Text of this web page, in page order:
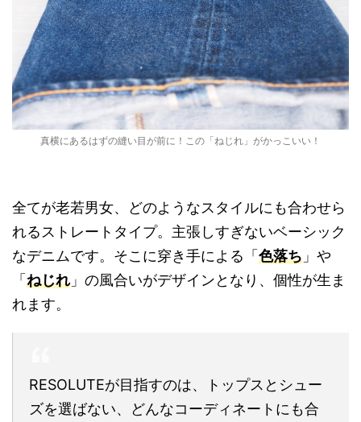
真横にあるはずの縫い目が前に！この「ねじれ」がかっこいい！
全てが老若男女、どのようなスタイルにも合わせら
れるストレートタイプ。主張しすぎないベーシック
なデニムです。そこに穿き手による「色落ち 」や
「ねじれ」の風合いがデザインとなり、個性が生ま
れます。
RESOLUTEが目指すのは、トップスとシュー
ズを選ばない、どんなコーディネートにも合